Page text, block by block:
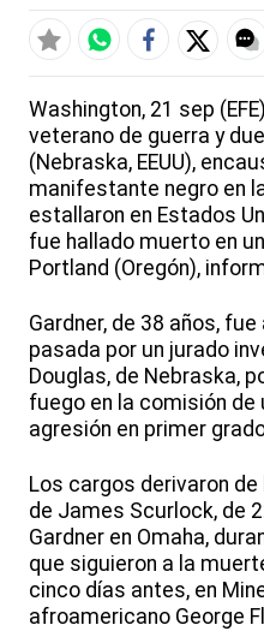
Washington, 21 sep
veterano de guerra y
(Nebraska, EEUU),
manifestante negro en
estallaron en Estados
fue hallado muerto en
Portland (Oregón),
Gardner, de 38 años,
pasada por un jurado
Douglas, de Nebraska,
fuego en la comisión de
agresión en primer
Los cargos derivaron
de James Scurlock, de
Gardner en Omaha,
que siguieron a la
cinco días antes, en
afroamericano George